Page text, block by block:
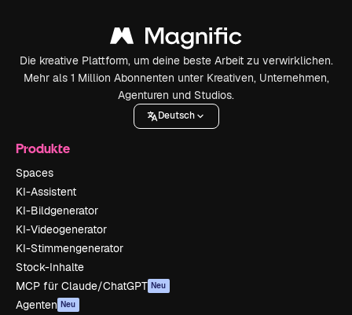
Die kreative Plattform, um deine beste Arbeit zu verwirklichen.
Mehr als 1 Million Abonnenten unter Kreativen, Unternehmen,
Agenturen und Studios.
Deutsch
Produkte
Spaces
KI-Assistent
KI-Bildgenerator
KI-Videogenerator
KI-Stimmengenerator
Stock-Inhalte
MCP für Claude/ChatGPT Neu
Agenten Neu